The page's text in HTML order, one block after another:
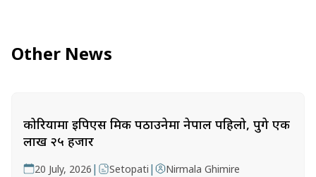
Other News
कोरियामा इपिएस श्रमिक पठाउनेमा नेपाल पहिलो, पुगे एक
लाख २५ हजार
20 July, 2026 | Setopati | Nirmala Ghimire